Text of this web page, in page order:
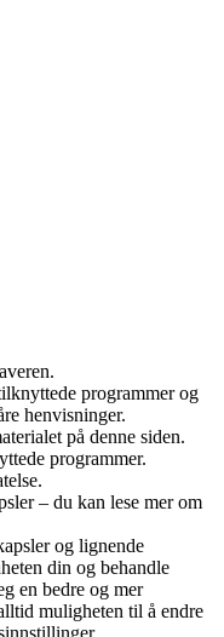
programmer og
henvisninger.
på denne siden.
programmer.
– du kan lese mer om
og lignende
din og behandle
en bedre og mer
muligheten til å endre